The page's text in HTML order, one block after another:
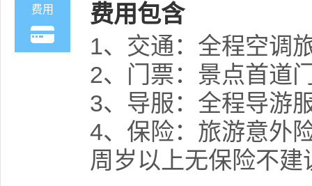
费用
费用包含
1、交通：全程空调
2、门票：景点首道
3、导服：全程导游
4、保险：旅游意外
周岁以上无保险不建